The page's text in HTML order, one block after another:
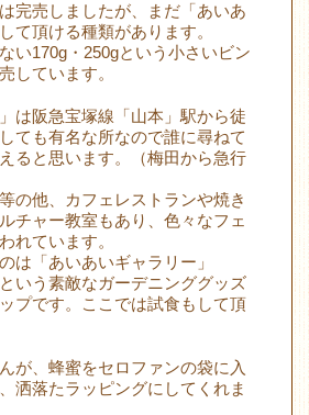
完売しましたが、まだ「あいあ
て頂ける種類があります。
い170g・250gという小さいビン
しています。
は阪急宝塚線「山本」駅から徒
ても有名な所なので誰に尋ねて
ると思います。（梅田から急行
の他、カフェレストランや焼き
チャー教室もあり、色々なフェ
れています。
は「あいあいギャラリー」
という素敵なガーデニンググッズ
プです。ここでは試食もして頂
が、蜂蜜をセロファンの袋に入
洒落たラッピングにしてくれま